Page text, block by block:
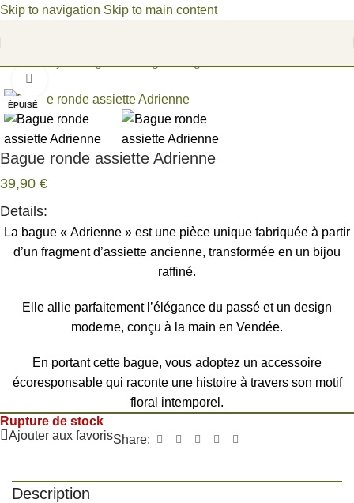
Skip to navigation Skip to main content
ÉPUISÉ
Bague ronde assiette Adrienne
39,90 €
Details:
La bague « Adrienne » est une pièce unique fabriquée à partir
d’un fragment d’assiette ancienne, transformée en un bijou
raffiné.
Elle allie parfaitement l’élégance du passé et un design
moderne, conçu à la main en Vendée.
En portant cette bague, vous adoptez un accessoire
écoresponsable qui raconte une histoire à travers son motif
floral intemporel.
Rupture de stock
Ajouter aux favorisShare:
Description